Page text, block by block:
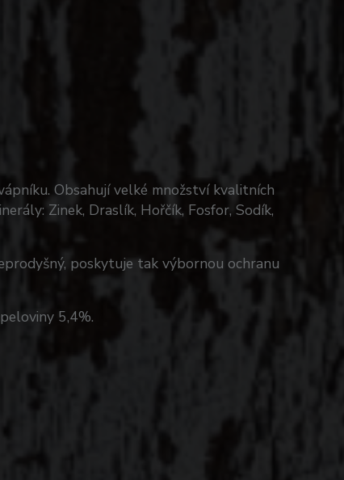
Obsahují velké množství kvalitních
Zinek, Draslík, Hořčík, Fosfor, Sodík,
poskytuje tak výbornou ochranu
5,4%.